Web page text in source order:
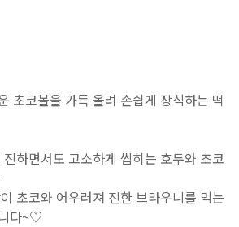
초코볼을 가득 올려 손쉽게 장식하는 떡
하면서도 고소하게 씹히는 호두와 초코
초코와 어우러져 진한 브라우니를 먹는
다~♡